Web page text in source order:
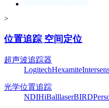
>
位置追踪 空间定位
超声波追踪器
LogitechHexamite
光学位置追踪
NDIHiBalllaserBIRD